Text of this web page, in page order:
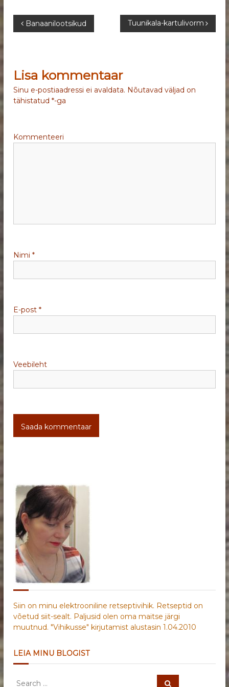
N
v
i
e
i
n
e
Banaanilootsikud Tuunikala-kartulivorm
Lisa kommentaar
Sinu e-postiaadressi ei avaldata. Nõutavad väljad on
tähistatud*-ga
Kommenteeri
Nimi*
E-post*
Veebileht
Siin on minu elektrooniline retseptivihik. Retseptid on
võetud siit-sealt. Paljusid olen oma maitse järgi
muutnud. "Vihikusse" kirjutamist alustasin 1.04.2010
LEIA MINU BLOGIST
S
S